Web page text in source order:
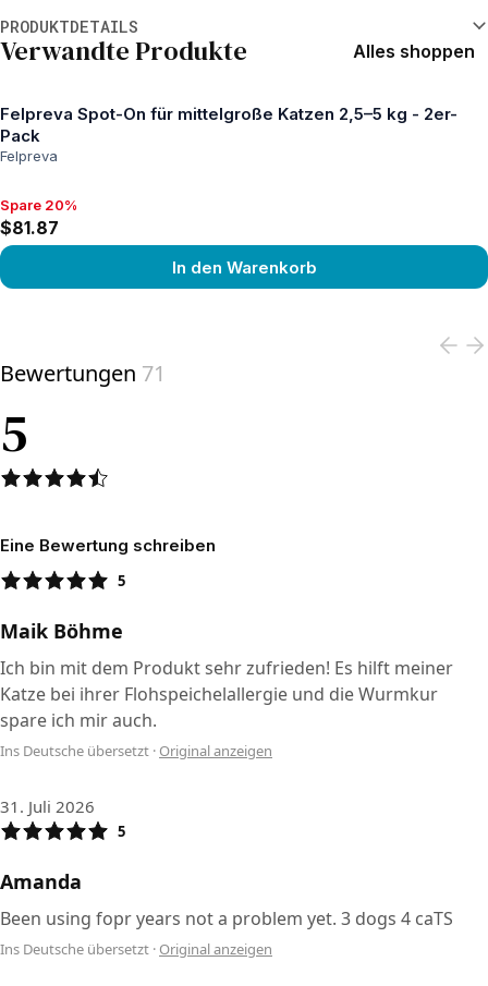
PRODUKTDETAILS
Verwandte Produkte Alles shoppen
Felpreva Spot-On für mittelgroße Katzen 2,5–5 kg - 2er-
Pack
Felpreva
Spare 20%, $81.87
Spare 20%
$81.87
In den Warenkorb
Bewertungen 71
5
Eine Bewertung schreiben
5
Maik Böhme
Ich bin mit dem Produkt sehr zufrieden! Es hilft meiner
Katze bei ihrer Flohspeichelallergie und die Wurmkur
spare ich mir auch.
Ins Deutsche übersetzt · Original anzeigen
31. Juli 2026
5
Amanda
Been using fopr years not a problem yet. 3 dogs 4 caTS
Ins Deutsche übersetzt · Original anzeigen